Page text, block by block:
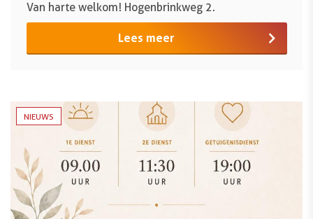
Van harte welkom! Hogenbrinkweg 2.
Lees meer
NIEUWS